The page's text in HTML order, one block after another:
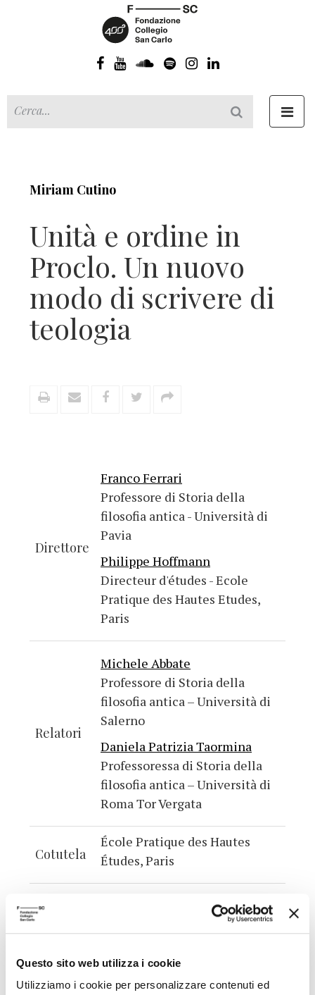
Questo sito web utilizza i cookie
Utilizziamo i cookie per personalizzare contenuti ed
Miriam Cutino
Unità e ordine in
Proclo. Un nuovo
modo di scrivere di
teologia
Direttore
Franco Ferrari
Professore di Storia della
filosofia antica - Università di
Pavia
Philippe Hoffmann
Directeur d'études - Ecole
Pratique des Hautes Etudes,
Paris
Relatori
Michele Abbate
Professore di Storia della
filosofia antica – Università di
Salerno
Daniela Patrizia Taormina
Professoressa di Storia della
filosofia antica – Università di
Roma Tor Vergata
Cotutela
École Pratique des Hautes
Études, Paris
Voto
mercoledì 16 Dicembre 2020